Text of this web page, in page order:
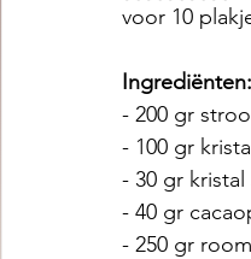
voor 10
Ingrediënten:
- 200 gr
- 100 gr
- 30 gr
- 40 gr
- 250 gr